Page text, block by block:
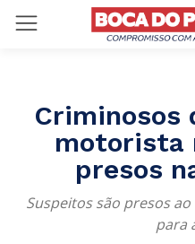
Criminosos
motorista
presos
Suspeitos são presos
para